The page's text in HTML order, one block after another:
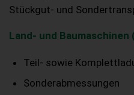
Stückgut- und
Land- und
Teil- sowie
Sonderabmessungen